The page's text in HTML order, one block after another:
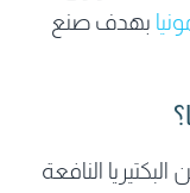
بهدف صنع
النافعة